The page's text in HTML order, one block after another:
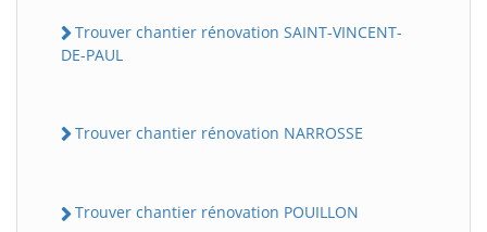
Trouver chantier rénovation SAINT-VINCENT-
DE-PAUL
Trouver chantier rénovation NARROSSE
Trouver chantier rénovation POUILLON